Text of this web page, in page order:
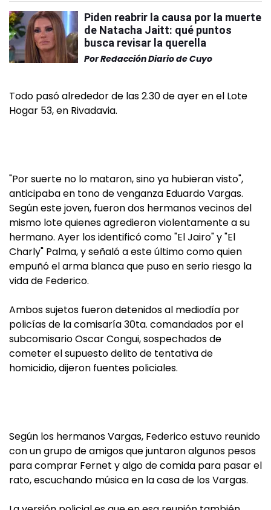
Piden reabrir la causa por la muerte
de Natacha Jaitt: qué puntos
busca revisar la querella
PorRedacción Diario de Cuyo
Todo pasó alrededor de las 2.30 de ayer en el Lote
Hogar 53, en Rivadavia.
"Por suerte no lo mataron, sino ya hubieran visto",
anticipaba en tono de venganza Eduardo Vargas.
Según este joven, fueron dos hermanos vecinos del
mismo lote quienes agredieron violentamente a su
hermano. Ayer los identificó como "El Jairo" y "El
Charly" Palma, y señaló a este último como quien
empuñó el arma blanca que puso en serio riesgo la
vida de Federico.
Ambos sujetos fueron detenidos al mediodía por
policías de la comisaría 30ta. comandados por el
subcomisario Oscar Congui, sospechados de
cometer el supuesto delito de tentativa de
homicidio, dijeron fuentes policiales.
Según los hermanos Vargas, Federico estuvo reunido
con un grupo de amigos que juntaron algunos pesos
para comprar Fernet y algo de comida para pasar el
rato, escuchando música en la casa de los Vargas.